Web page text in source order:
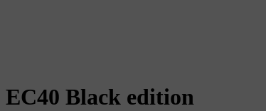
EC40 Black edition